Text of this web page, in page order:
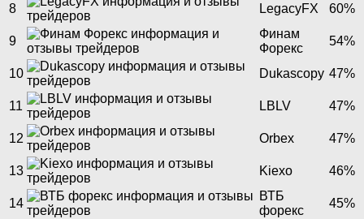
8 LegacyFX 60%
9
Финам
Форекс
54%
10 Dukascopy 47%
11 LBLV 47%
12 Orbex 47%
13 Kiexo 46%
14
ВТБ
форекс
45%